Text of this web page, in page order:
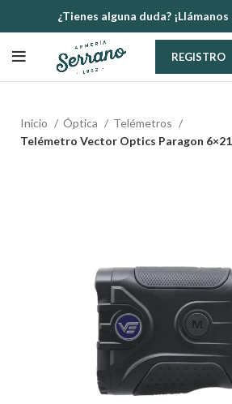
¿Tienes alguna duda?
REGISTRO
Inicio Óptica
Telémetros
Telémetro Vector Optics Paragon 6×21